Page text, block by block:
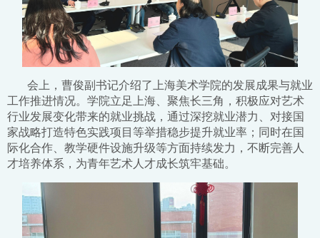
会上，曹俊副书记介绍了上海美术学院的发展成果与就业
工作推进情况。学院立足上海、聚焦长三角，积极应对艺术
行业发展变化带来的就业挑战，通过深挖就业潜力、对接国
家战略打造特色实践项目等举措稳步提升就业率；同时在国
际化合作、教学硬件设施升级等方面持续发力，不断完善人
才培养体系，为青年艺术人才成长筑牢基础。